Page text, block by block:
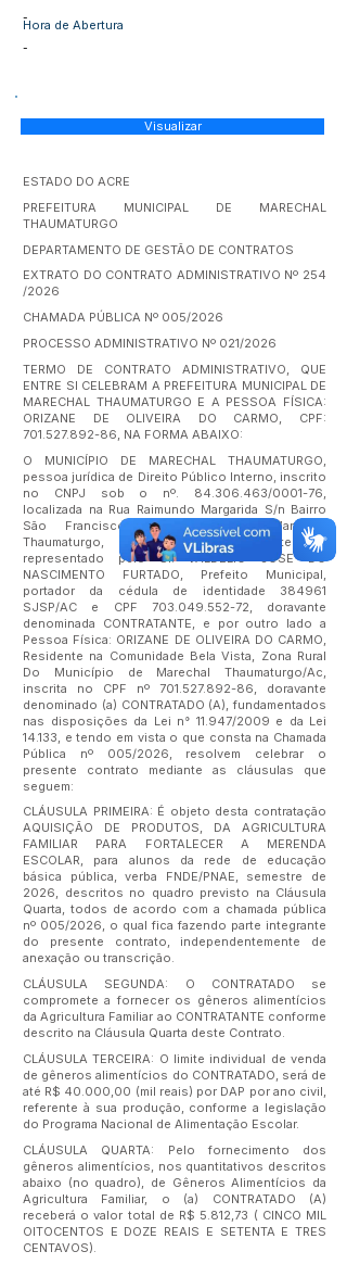
-Hora de Abertura
-
Visualizar
ESTADO DO ACRE
PREFEITURA MUNICIPAL DE MARECHAL
THAUMATURGO
DEPARTAMENTO DE GESTÃO DE CONTRATOS
EXTRATO DO CONTRATO ADMINISTRATIVO Nº 254
/2026
CHAMADA PÚBLICA Nº 005/2026
PROCESSO ADMINISTRATIVO Nº 021/2026
TERMO DE CONTRATO ADMINISTRATIVO, QUE
ENTRE SI CELEBRAM A PREFEITURA MUNICIPAL DE
MARECHAL THAUMATURGO E A PESSOA FÍSICA:
ORIZANE DE OLIVEIRA DO CARMO, CPF:
701.527.892-86 , NA FORMA ABAIXO:
O MUNICÍPIO DE MARECHAL THAUMATURGO,
pessoa jurídica de Direito Público Interno, inscrito
no CNPJ sob o nº. 84.306.463/0001-76,
localizada na Rua Raimundo Margarida S/n Bairro
São Francisco, na cidade de Marechal
Thaumaturgo, Estado do Acre, neste ato
representado pelo Sr. VALDÉLIO JOSE DO
NASCIMENTO FURTADO, Prefeito Municipal,
portador da cédula de identidade 384961
SJSP/AC e CPF 703.049.552-72 , doravante
denominada CONTRATANTE, e por outro lado a
Pessoa Física: ORIZANE DE OLIVEIRA DO CARMO,
Residente na Comunidade Bela Vista, Zona Rural
Do Município de Marechal Thaumaturgo/Ac,
inscrita no CPF nº 701.527.892-86 , doravante
denominado (a) CONTRATADO (A), fundamentados
nas disposições da Lei n° 11.947/2009 e da Lei
14.133, e tendo em vista o que consta na Chamada
Pública nº 005/2026, resolvem celebrar o
presente contrato mediante as cláusulas que
seguem:
CLÁUSULA PRIMEIRA: É objeto desta contratação
AQUISIÇÃO DE PRODUTOS, DA AGRICULTURA
FAMILIAR PARA FORTALECER A MERENDA
ESCOLAR, para alunos da rede de educação
básica pública, verba FNDE/PNAE, semestre de
2026, descritos no quadro previsto na Cláusula
Quarta, todos de acordo com a chamada pública
nº 005/2026, o qual fica fazendo parte integrante
do presente contrato, independentemente de
anexação ou transcrição.
CLÁUSULA SEGUNDA: O CONTRATADO se
compromete a fornecer os gêneros alimentícios
da Agricultura Familiar ao CONTRATANTE conforme
descrito na Cláusula Quarta deste Contrato.
CLÁUSULA TERCEIRA: O limite individual de venda
de gêneros alimentícios do CONTRATADO, será de
até R$ 40.000,00 (mil reais) por DAP por ano civil,
referente à sua produção, conforme a legislação
do Programa Nacional de Alimentação Escolar.
CLÁUSULA QUARTA: Pelo fornecimento dos
gêneros alimentícios, nos quantitativos descritos
abaixo (no quadro), de Gêneros Alimentícios da
Agricultura Familiar, o (a) CONTRATADO (A)
receberá o valor total de R$ 5.812,73 ( CINCO MIL
OITOCENTOS E DOZE REAIS E SETENTA E TRES
CENTAVOS).